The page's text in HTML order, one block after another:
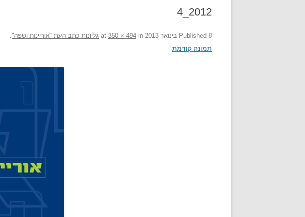
2012_4
Published 8 בינואר 2013 350 × 494 in גליונות כתב העת "אוריינות ושפה".
תמונה קודמת